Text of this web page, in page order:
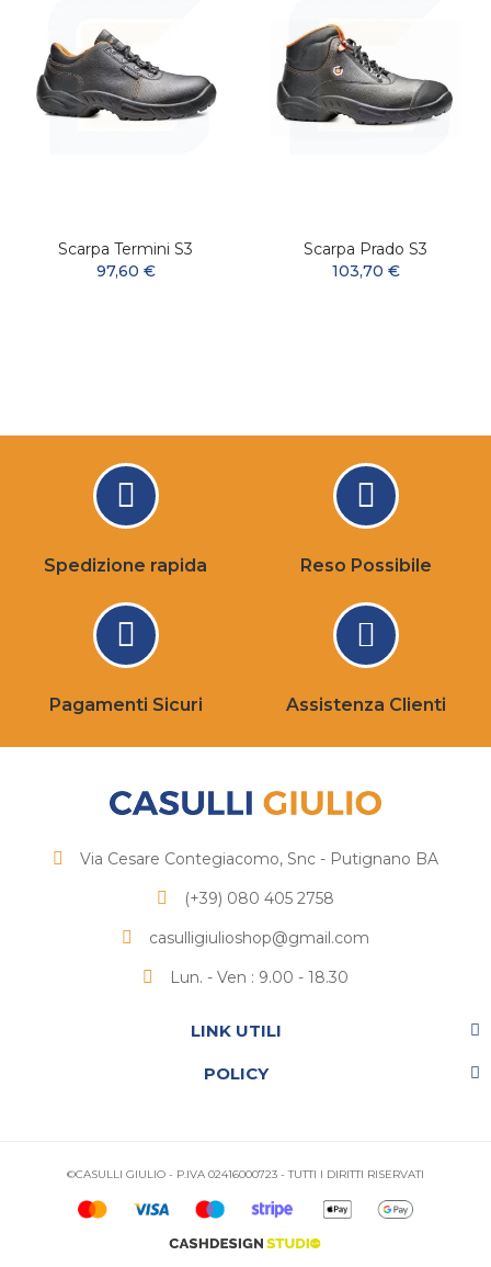
Scarpa Termini S3
97,60 €
Scarpa Prado S3
103,70 €
Spedizione rapida Reso Possibile
Pagamenti Sicuri Assistenza Clienti
Via Cesare Contegiacomo, Snc - Putignano BA
(+39) 080 405 2758
casulligiulioshop@gmail.com
Lun. - Ven : 9.00 - 18.30
LINK UTILI
POLICY
©CASULLI GIULIO - P.IVA 02416000723 - TUTTI I DIRITTI RISERVATI